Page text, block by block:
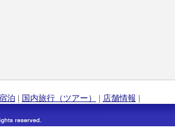
泊 | 国内旅行（ツアー） | 店舗情報 |